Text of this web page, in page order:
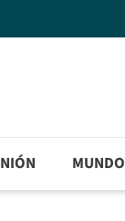
MUNDO